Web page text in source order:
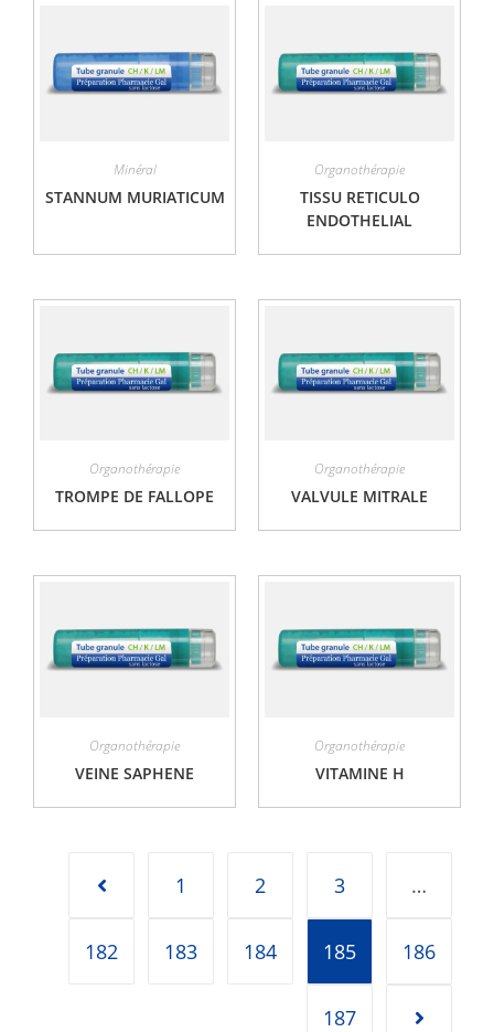
Minéral
STANNUM MURIATICUM
Organothérapie
TISSU RETICULO
ENDOTHELIAL
Organothérapie
TROMPE DE FALLOPE
Organothérapie
VALVULE MITRALE
Organothérapie
VEINE SAPHENE
Organothérapie
VITAMINE H
1 2 3 …
182 183 184 185 186
187